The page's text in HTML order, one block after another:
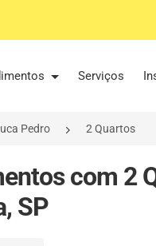
Serviços
Pedro 2 Quartos
com 2
SP